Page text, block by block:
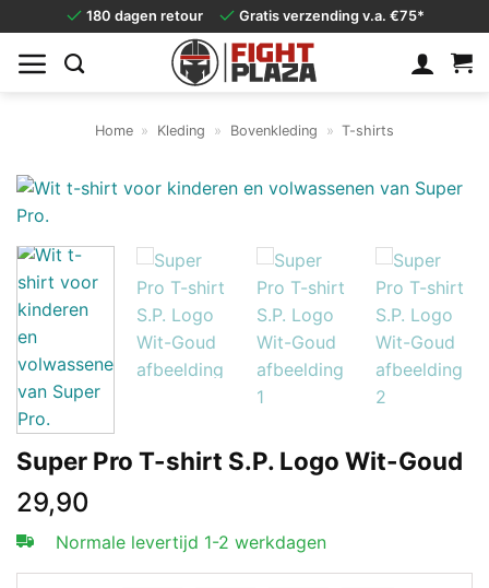
naar
inhoud
180 dagen retour Gratis verzending v.a. €75*
Home » Kleding » Bovenkleding » T-shirts
Super Pro T-shirt S.P. Logo Wit-Goud
29,90
Normale levertijd 1-2 werkdagen